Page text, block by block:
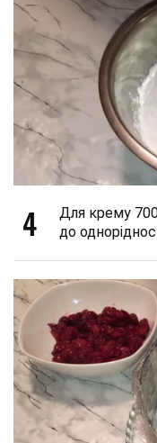
4
Для крему
до